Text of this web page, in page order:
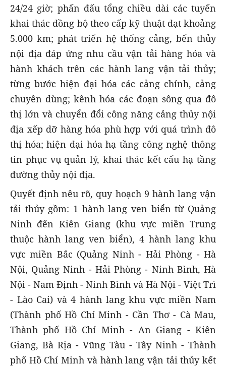
24/24 giờ; phấn đấu tổng chiều dài các tuyến
khai thác đồng bộ theo cấp kỹ thuật đạt khoảng
5.000 km; phát triển hệ thống cảng, bến thủy
nội địa đáp ứng nhu cầu vận tải hàng hóa và
hành khách trên các hành lang vận tải thủy;
từng bước hiện đại hóa các cảng chính, cảng
chuyên dùng; kênh hóa các đoạn sông qua đô
thị lớn và chuyển đổi công năng cảng thủy nội
địa xếp dỡ hàng hóa phù hợp với quá trình đô
thị hóa; hiện đại hóa hạ tầng công nghệ thông
tin phục vụ quản lý, khai thác kết cấu hạ tầng
đường thủy nội địa.
Quyết định nêu rõ, quy hoạch 9 hành lang vận
tải thủy gồm: 1 hành lang ven biển từ Quảng
Ninh đến Kiên Giang (khu vực miền Trung
thuộc hành lang ven biển), 4 hành lang khu
vực miền Bắc (Quảng Ninh - Hải Phòng - Hà
Nội, Quảng Ninh - Hải Phòng - Ninh Bình, Hà
Nội - Nam Định - Ninh Bình và Hà Nội - Việt Trì
- Lào Cai) và 4 hành lang khu vực miền Nam
(Thành phố Hồ Chí Minh - Cần Thơ - Cà Mau,
Thành phố Hồ Chí Minh - An Giang - Kiên
Giang, Bà Rịa - Vũng Tàu - Tây Ninh - Thành
phố Hồ Chí Minh và hành lang vận tải thủy kết